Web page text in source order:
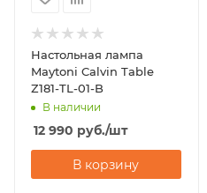
Настольная лампа
Maytoni Calvin Table
Z181-TL-01-B
В наличии
12 990 руб./шт
В корзину